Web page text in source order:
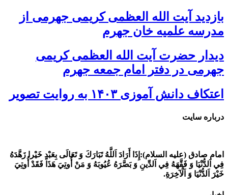
بازدید آیت الله العظمی کریمی جهرمی از
مدرسه علمیه خان جهرم
دیدار حضرت آیت الله العظمی کریمی
جهرمی در دفتر امام جمعه جهرم
اعتکاف دانش آموزی ۱۴۰۳ به روایت تصویر
درباره سایت
امام صادق (علیه السلام): إِذَا أَرَادَ اَللَّهُ تَبَارَكَ وَ تَعَالَى بِعَبْدٍ خَيْرا زَهَّدَهُ
فِي اَلدُّنْيَا وَ فَقَّهَهُ فِي اَلدِّينِ وَ بَصَّرَهُ عُيُوبَهُ وَ مَنْ أُوتِيَ هَذَا فَقَدْ أُوتِيَ
خَيْرَ اَلدُّنْيَا وَ اَلْآخِرَةِ.